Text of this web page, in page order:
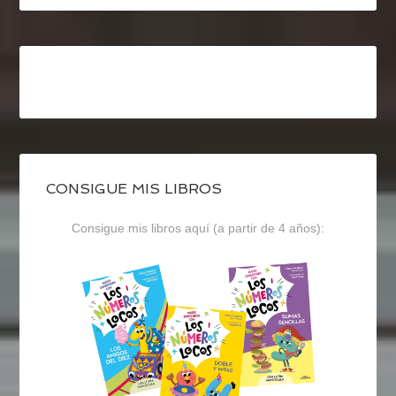
CONSIGUE MIS LIBROS
Consigue mis libros aquí (a partir de 4 años):